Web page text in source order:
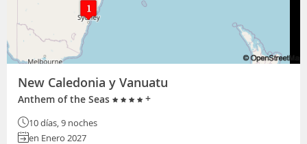
New Caledonia y Vanuatu
Anthem of the Seas +
10 días, 9 noches
en Enero 2027